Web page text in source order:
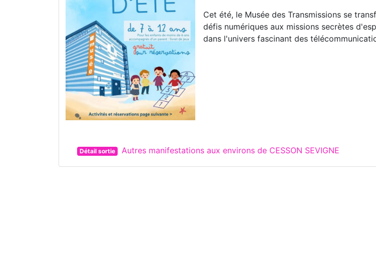
Cet été, le Musée des Transmissions se
défis numériques aux missions secrètes
dans l'univers fascinant des
Détail sortie Autres manifestations aux environs de CESSON SEVIGNE